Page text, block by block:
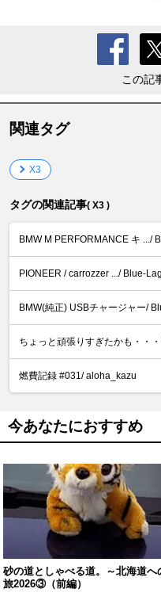
この記
関連タグ
X3
タグの関連記事( X3 )
BMW M PERFORMANCE キ .../
PIONEER / carrozzer .../ Blue-
BMW(純正) USBチャージャー/
ちょっと頑張りすぎたかも・・
燃費記録 #031/ aloha_kazu
今あなたにおすすめ
砂の道としゃべる道。～北海道へ
旅2026③（前編）